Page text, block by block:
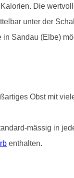
Die
unter der
in Sandau (Elbe)
Obst mit
mässig in
enthalten.